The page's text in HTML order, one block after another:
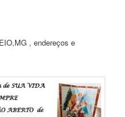
, endereços e